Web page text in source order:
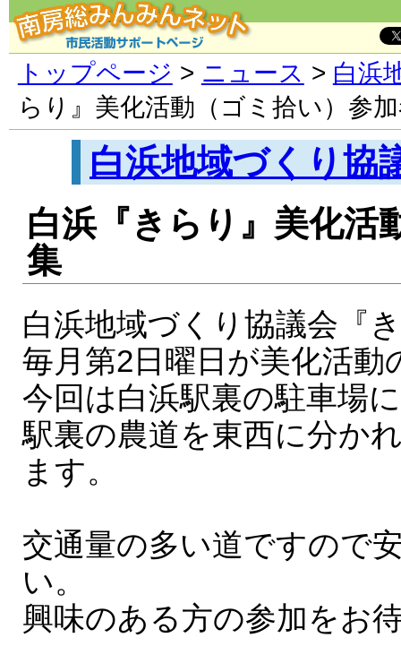
トップページ > ニュース > 白浜
らり』美化活動（ゴミ拾い）参
白浜地域づくり協
白浜『きらり』美化活
集
白浜地域づくり協議会『
毎月第2日曜日が美化活動
今回は白浜駅裏の駐車場
駅裏の農道を東西に分か
ます。
交通量の多い道ですので
い。
興味のある方の参加をお